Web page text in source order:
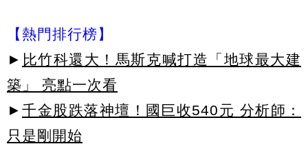
【熱門排行榜】
► 比竹科還大！馬斯克喊打造「地球最大建
築」 亮點一次看
► 千金股跌落神壇！國巨收540元 分析師：
只是剛開始